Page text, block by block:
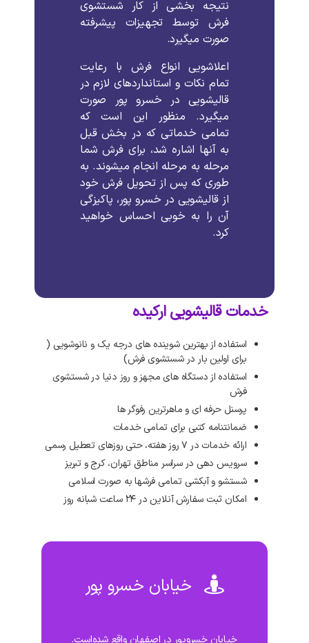
نتیجه بخشی از کار شستشوی
فرش توسط تجهیزات پیشرفته
صورت میگیرد.
اعلاشویی انواع فرش با رعایت
تمام نکات و استانداردهای لازم در
قالیشویی در خسرو پور صورت
میگیرد. منظور این است که
تمامی خدماتی که در بخش قبل
به آنها اشاره شد، برای فرش شما
مرحله به مرحله انجام میشوند. به
طوری که پس از تحویل فرش خود
از قالیشویی در خسرو پور، پاکیزگی
آن را به خوبی احساس خواهید
کرد.
خدمات قالیشویی ارکیده
استفاده از بهترین شوینده های درجه یک و نانوشویی (
برای اولین بار در شستشوی فرش)
استفاده از دستگاه های مجهز و روز دنیا در شستشوی
فرش
پرسنل حرفه ای و ماهرترین رفوگر ها
ضمانتنامه کتبی برای تمامی خدمات
ارائه خدمات در ۷ روز هفته، حتی روزهای تعطیل رسمی
سرویس دهی در سراسر مناطق تهران، کرج و تبریز
شستشو و آبکشی تمامی فرشها به صورت اسلامی
امکان ثبت سفارش آنلاین در ۲۴ ساعت شبانه روز
خیابان خسرو پور
خیابان خسروپور در اصفهان واقع شده‌است.